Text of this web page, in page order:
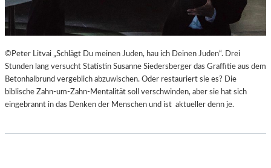
©Peter Litvai „Schlägt Du meinen Juden, hau ich Deinen Juden“. Drei
Stunden lang versucht Statistin Susanne Siedersberger das Graffitie aus dem
Betonhalbrund vergeblich abzuwischen. Oder restauriert sie es? Die
biblische Zahn-um-Zahn-Mentalität soll verschwinden, aber sie hat sich
eingebrannt in das Denken der Menschen und ist aktueller denn je.